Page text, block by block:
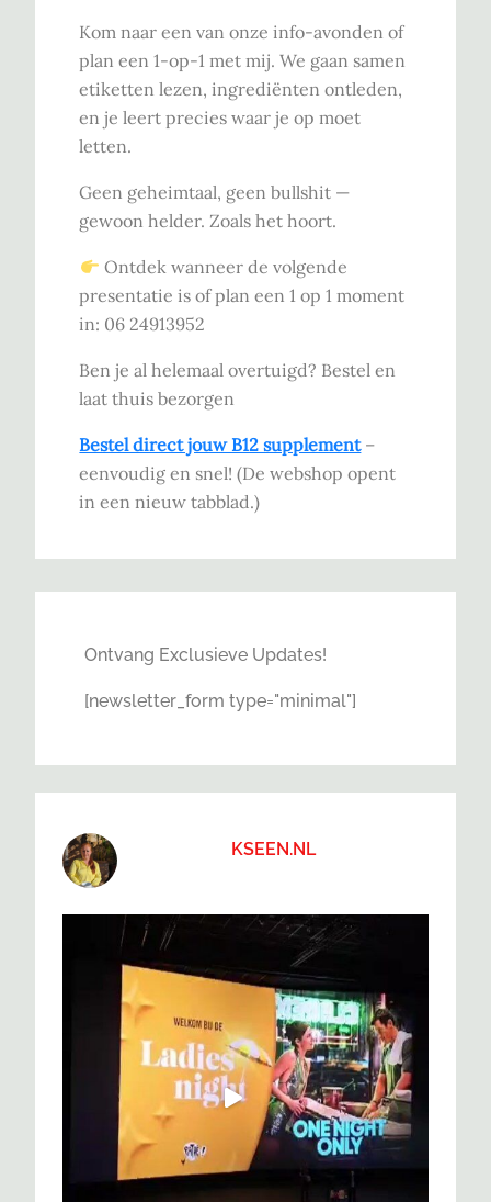
Kom naar een van onze info-avonden of
plan een 1-op-1 met mij. We gaan samen
etiketten lezen, ingrediënten ontleden,
en je leert precies waar je op moet
letten.
Geen geheimtaal, geen bullshit —
gewoon helder. Zoals het hoort.
Ontdek wanneer de volgende
presentatie is of plan een 1 op 1 moment
in: 06 24913952
Ben je al helemaal overtuigd? Bestel en
laat thuis bezorgen
Bestel direct jouw B12 supplement–
eenvoudig en snel! (De webshop opent
in een nieuw tabblad.)
Ontvang Exclusieve Updates!
[newsletter_form type="minimal"]
KSEEN.NL